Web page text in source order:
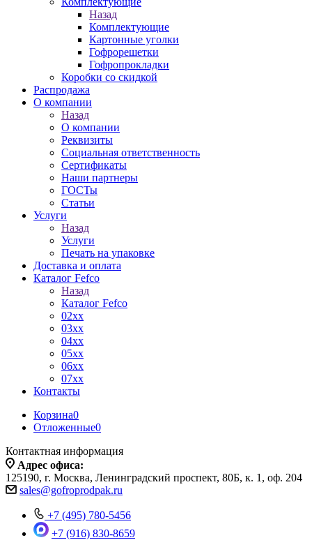
Назад
Комплектующие
Картонные уголки
Гофрорешетки
Гофропрокладки
Коробки со скидкой
Распродажа
О компании
Назад
О компании
Реквизиты
Социальная ответственность
Сертификаты
Наши партнеры
ГОСТы
Статьи
Услуги
Назад
Услуги
Печать на упаковке
Доставка и оплата
Каталог Fefco
Назад
Каталог Fefco
02xx
03xx
04xx
05xx
06xx
07xx
Контакты
Корзина0
Отложенные0
Контактная информация
Адрес офиса:
125190, г. Москва, Ленинградский проспект, 80Б, к. 1, оф. 204
sales@gofroprodpak.ru
+7 (495) 780-5456
+7 (916) 830-8659